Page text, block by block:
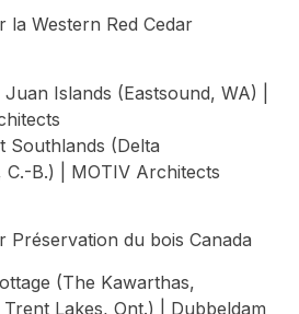
la Western Red Cedar
Islands (Eastsound, WA) |
Southlands (Delta
C.-B.) | MOTIV Architects
Préservation du bois Canada
(The Kawarthas,
Lakes, Ont.) | Dubbeldam